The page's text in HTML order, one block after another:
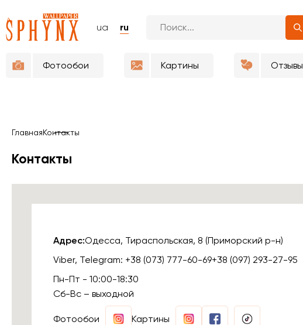
ua ru
Фотообои Картины Отзывы
ГлавнаяКонтакты
Контакты
Адрес:Одесса, Тираспольская, 8 (Приморский р-н)
Viber, Telegram: +38 (073) 777-60-69+38 (097) 293-27-95
Пн-Пт - 10:00-18:30
Сб-Вс – выходной
Фотообои Картины